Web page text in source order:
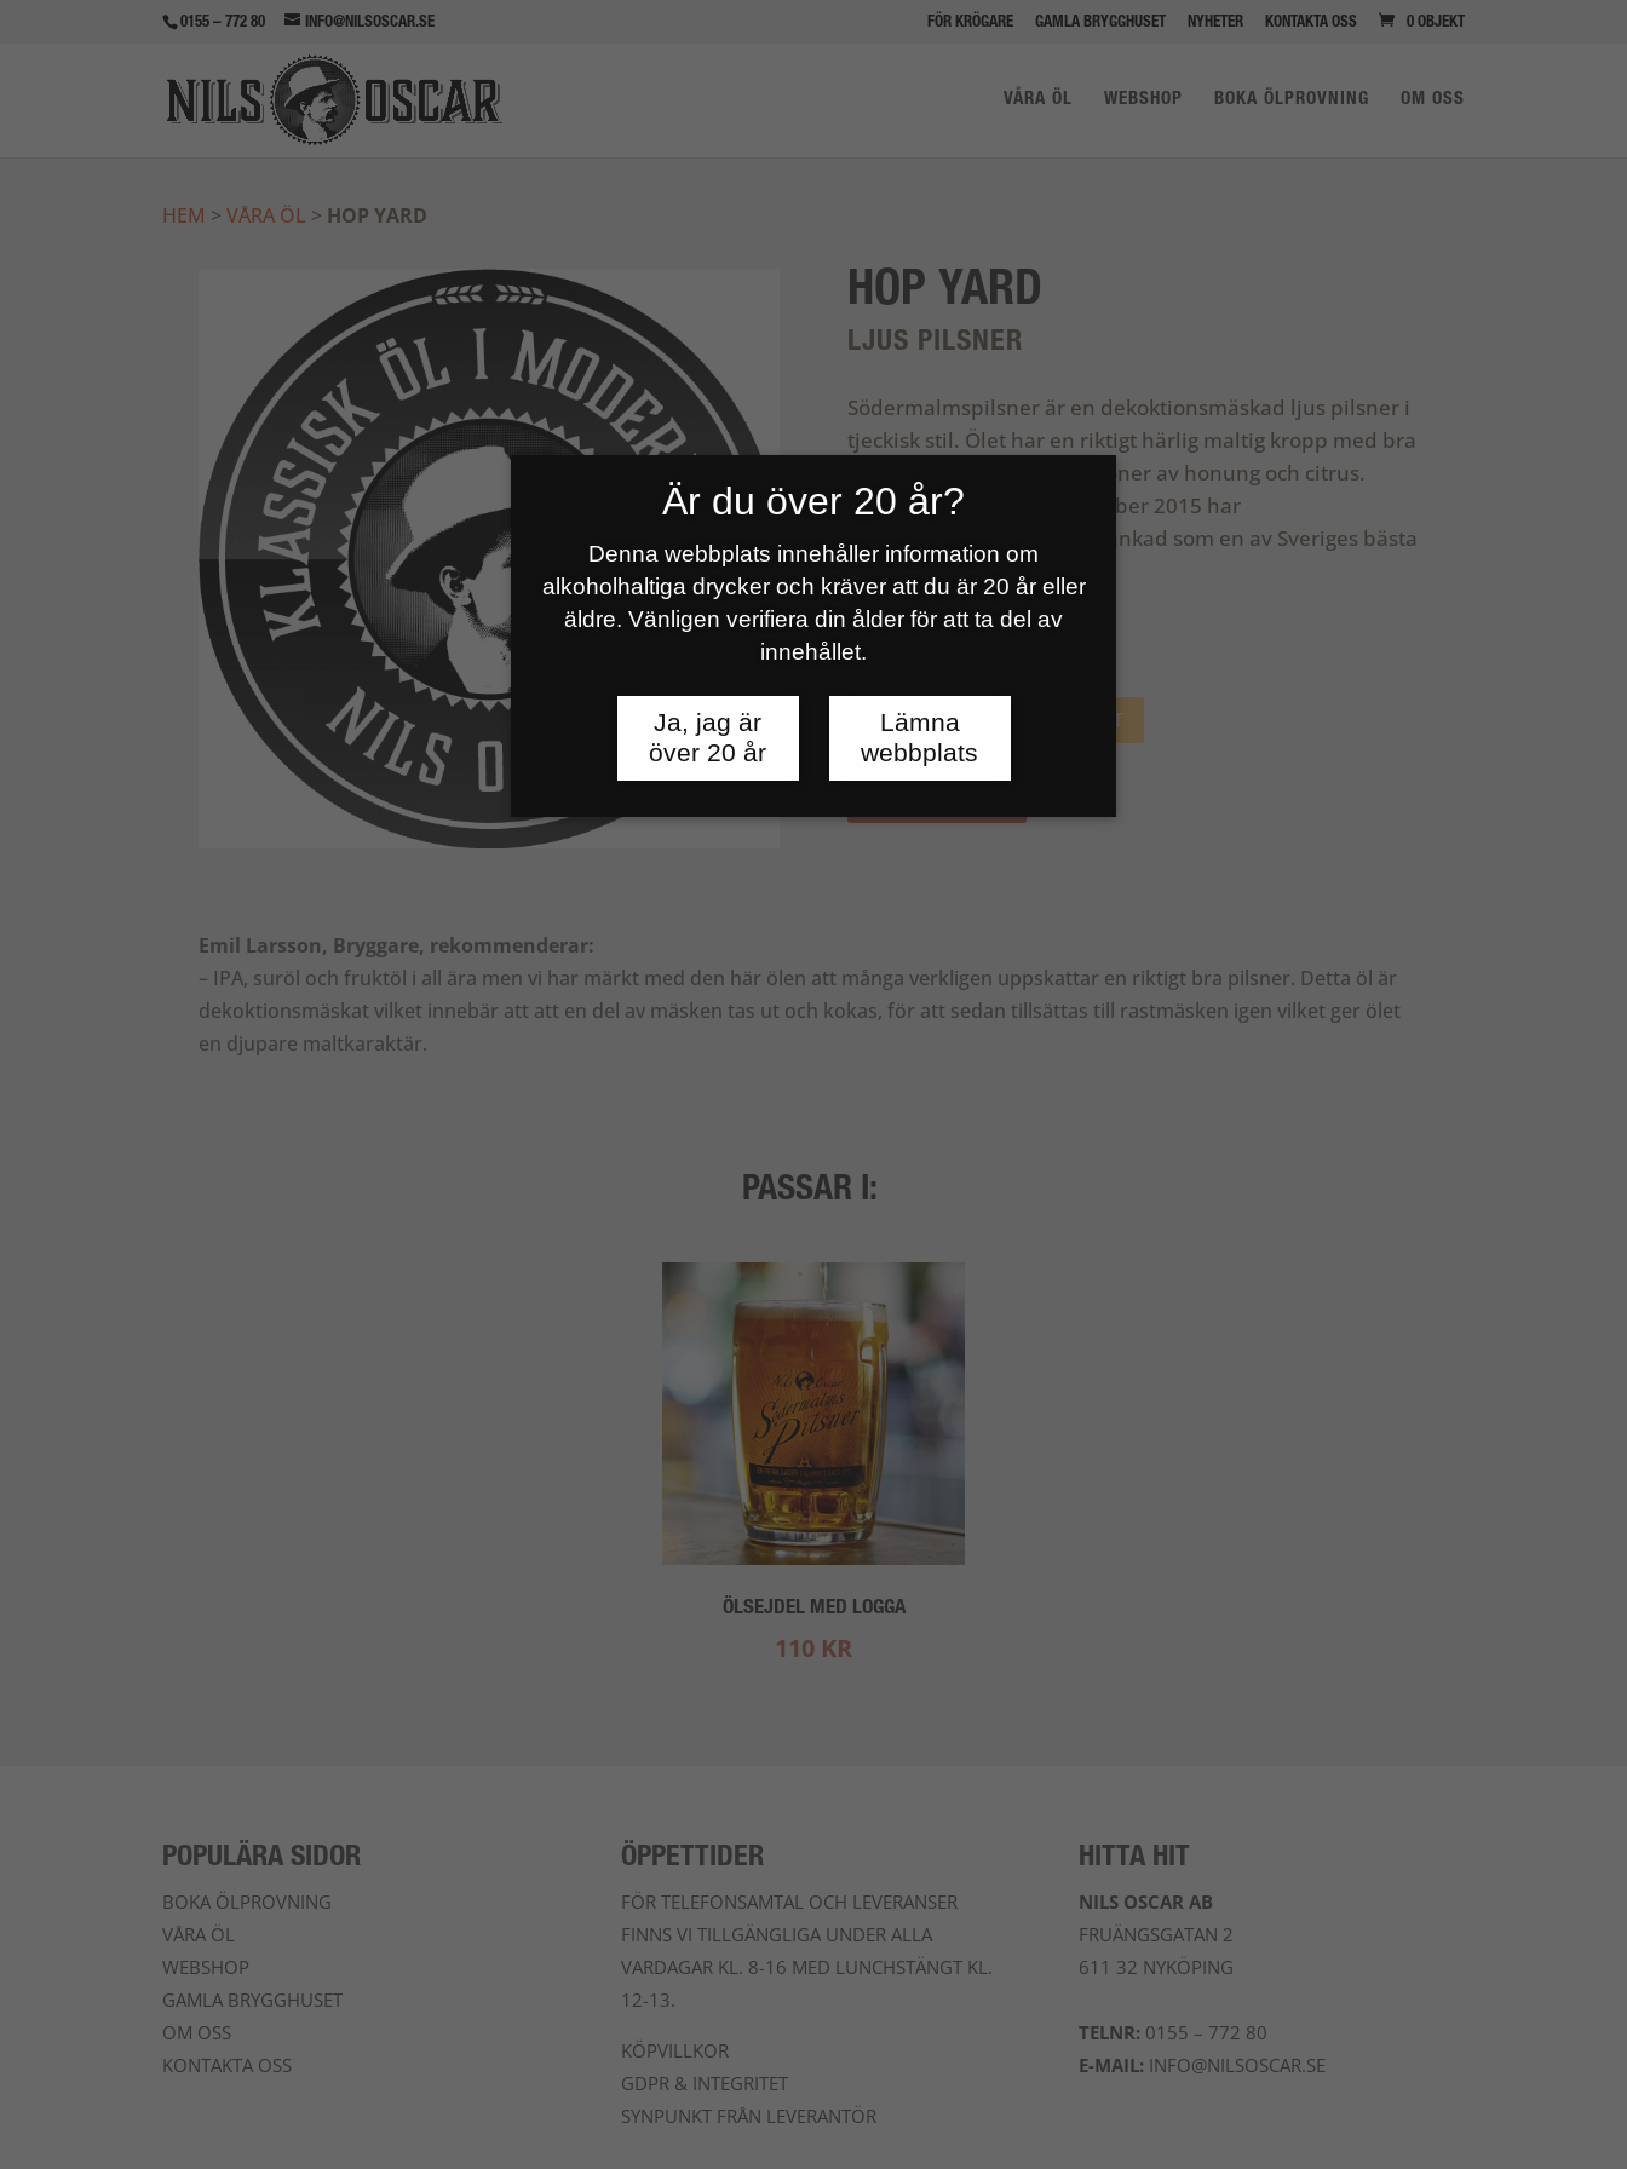
0155 – 772 80 INFO@NILSOSCAR.SE FÖR KRÖGARE GAMLA BRYGGHUSET NYHETER KONTAKTA OSS 0 OBJEKT
VÅRA ÖL WEBSHOP BOKA ÖLPROVNING OM OSS
HEM >VÅRA ÖL > HOP YARD
HOP YARD
LJUS PILSNER
Södermalmspilsner är en dekoktionsmäskad ljus pilsner i
tjeckisk stil. Ölet har en riktigt härlig maltig kropp med bra
balans, och det finns fina toner av honung och citrus.
Sedan lanseringen i December 2015 har
Södermalmspilsner legat rankad som en av Sveriges bästa
pilsner påRateBeer
33CL / 50CL / 30L
HITTA PÅ SYSTEMBOLAGET
Emil Larsson, Bryggare, rekommenderar:
– IPA, suröl och fruktöl i all ära men vi har märkt med den här ölen att många verkligen uppskattar en riktigt bra pilsner. Detta öl är
dekoktionsmäskat vilket innebär att att en del av mäsken tas ut och kokas, för att sedan tillsättas till rastmäsken igen vilket ger ölet
en djupare maltkaraktär.
PASSAR I:
ÖLSEJDEL MED LOGGA
110 KR
POPULÄRA SIDOR
BOKA ÖLPROVNING
VÅRA ÖL
WEBSHOP
GAMLA BRYGGHUSET
OM OSS
KONTAKTA OSS
ÖPPETTIDER
FÖR TELEFONSAMTAL OCH LEVERANSER
FINNS VI TILLGÄNGLIGA UNDER ALLA
VARDAGAR KL. 8-16 MED LUNCHSTÄNGT KL.
12-13.
KÖPVILLKOR
GDPR & INTEGRITET
SYNPUNKT FRÅN LEVERANTÖR
HITTA HIT
NILS OSCAR AB
FRUÄNGSGATAN 2
611 32 NYKÖPING
TELNR: 0155 – 772 80
E-MAIL: INFO@NILSOSCAR.SE
Är du över 20 år?
Denna webbplats innehåller information om
alkoholhaltiga drycker och kräver att du är 20 år eller
äldre. Vänligen verifiera din ålder för att ta del av
innehållet.
Ja, jag är
över 20 år
Lämna
webbplats